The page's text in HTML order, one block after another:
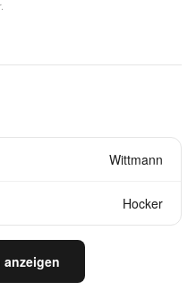
Wittmann
Hocker